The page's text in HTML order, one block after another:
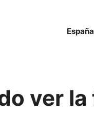
España
ver la